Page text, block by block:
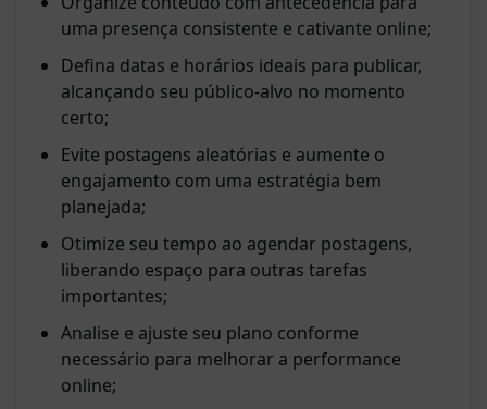
uma presença consistente e cativante online;
Defina datas e horários ideais para publicar,
alcançando seu público-alvo no momento
certo;
Evite postagens aleatórias e aumente o
engajamento com uma estratégia bem
planejada;
Otimize seu tempo ao agendar postagens,
liberando espaço para outras tarefas
importantes;
Analise e ajuste seu plano conforme
necessário para melhorar a performance
online;